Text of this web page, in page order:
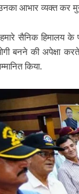
आभार व्यक्त कर
सैनिक हिमालय के
बनने की अपेक्षा
किया.